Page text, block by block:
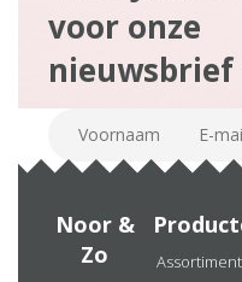
voor onze
nieuwsbrief
Noor &
Zo
Assortiment